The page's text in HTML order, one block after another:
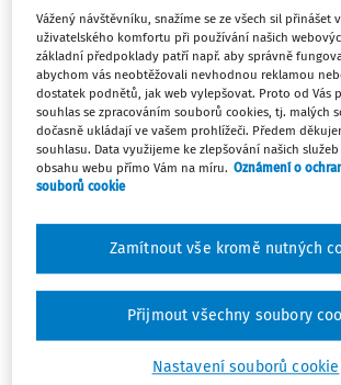
Novou vyhláškou je přesně stanoveno, že
práce a sociálních věcí stanoví v čl. I
zákona č.262/2006 Sb., zákoník práce, že
v § 4 písm. a) vyhlášky č. 511/2021 Sb.,
č. 47/2022 Sb., nahrazuje částka
„44,50 Kč“,
v § 4 písm. c) vyhlášky č. 511/2021 Sb.,
47/2022 Sb. se nahrazuječástka
„47,10 Kč“.
Současně je v čl. II stanoveno, že tato
účinnosti dnem následujícím po dni
Předmětná novelizující vyhláška byla
Vážený návštěvníku, snažíme se ze všech sil přinášet
uživatelského komfortu při používání našich
základní předpoklady patří např. aby správně
abychom vás neobtěžovali nevhodnou reklamou
dostatek podnětů, jak web vylepšovat. Proto od Vás
souhlas se zpracováním souborů cookies, tj. malých
dočasně ukládají ve vašem prohlížeči. Předem
souhlasu. Data využijeme ke zlepšování našich
obsahu webu přímo Vám na míru. Oznámení o
souborů cookie
Nastavení souborů cookie
Zamítnout vše kromě nutných
Přijmout všechny soubory